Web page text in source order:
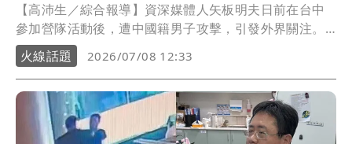
【高沛生／綜合報導】資深媒體人矢板明夫日前在台中
參加營隊活動後，遭中國籍男子攻擊，引發外界關注。
營隊主辦人、春雨文教基金會執行長蔡竺君事後發文表
示，自己事發前曾與嫌犯擦肩而過，直到現在腦海仍浮
現矢板明夫嘴角的鮮血，直言「第一次如此切身感受到
民主的脆弱」。
火線話題 2026/07/08 12:33